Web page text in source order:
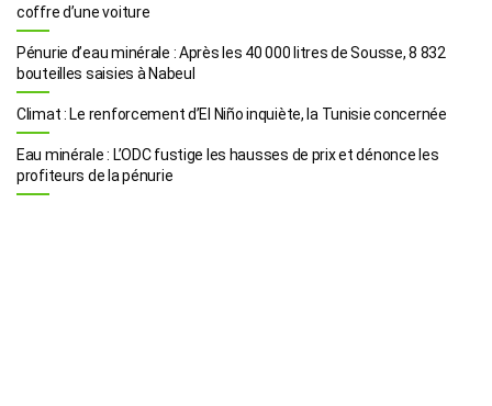
coffre d’une voiture
Pénurie d’eau minérale : Après les 40 000 litres de Sousse, 8 832
bouteilles saisies à Nabeul
Climat : Le renforcement d’El Niño inquiète, la Tunisie concernée
Eau minérale : L’ODC fustige les hausses de prix et dénonce les
profiteurs de la pénurie